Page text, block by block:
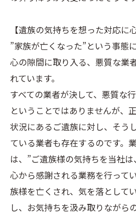
【遺族の気持ちを想った対応に
”家族が亡くなった”という事態
心の隙間に取り入る、悪質な業
れています。
すべての業者が決して、悪質な
ということではありませんが、
状況にあるご遺族に対し、そう
ている業者も存在するのです。
は、”ご遺族様の気持ちを当社は
心から感謝される業務を行って
族様を亡くされ、気を落として
し、お気持ちを汲み取りながら